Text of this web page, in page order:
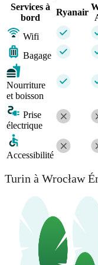
Services à
bord
Ryanair
Wifi
Bagage
Nourriture
et boisson
Prise
électrique
Accessibilité
Turin à Wrocław